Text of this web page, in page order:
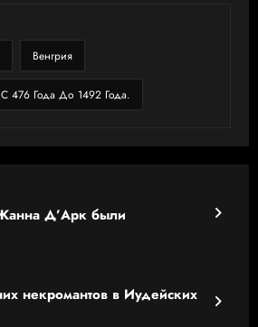
Венгрия
476 Года До 1492 Года.
Д’Арк были
некромантов в Иудейских